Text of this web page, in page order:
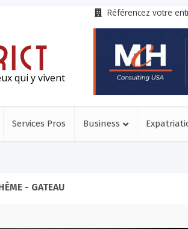
Référencez votre
qui y vivent
Services Pros Business
- GATEAU